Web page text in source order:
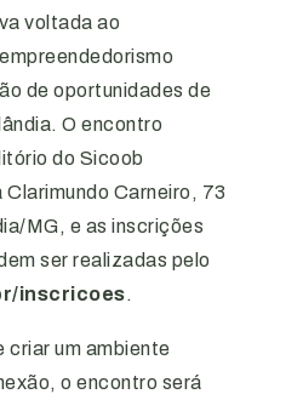
voltada ao
de oportunidades de
O encontro
do Sicoob
Carneiro, 73
MG, e as inscrições
ser realizadas pelo
inscricoes.
criar um ambiente
o encontro será